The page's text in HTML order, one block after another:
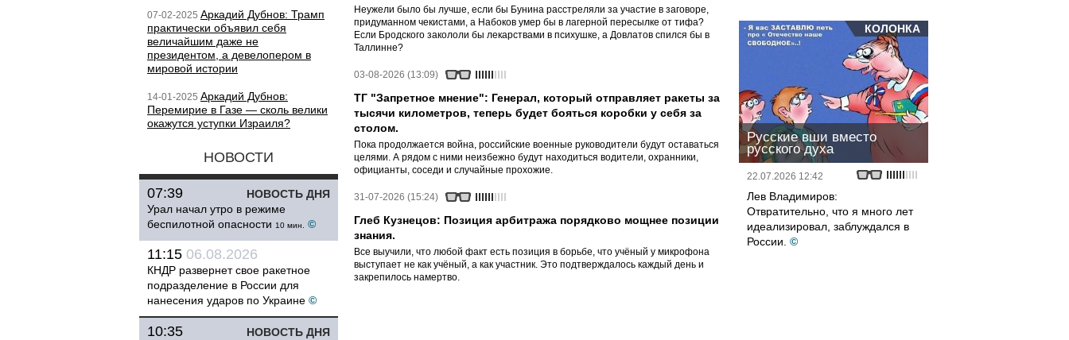
07-02-2025 Аркадий Дубнов: Трамп
практически объявил себя
величайшим даже не
президентом, а девелопером в
мировой истории
14-01-2025 Аркадий Дубнов:
Перемирие в Газе — сколь велики
окажутся уступки Израиля?
НОВОСТИ
НОВОСТЬ ДНЯ
07:39
Урал начал утро в режиме
беспилотной опасности 10 мин. ©
11:15 06.08.2026
КНДР развернет свое ракетное
подразделение в России для
нанесения ударов по Украине ©
НОВОСТЬ ДНЯ
10:35
Неужели было бы лучше, если бы Бунина расстреляли за участие в заговоре,
придуманном чекистами, а Набоков умер бы в лагерной пересылке от тифа?
Если Бродского закололи бы лекарствами в психушке, а Довлатов спился бы в
Таллинне?
03-08-2026 (13:09)
ТГ "Запретное мнение": Генерал, который отправляет ракеты за
тысячи километров, теперь будет бояться коробки у себя за
столом.
Пока продолжается война, российские военные руководители будут оставаться
целями. А рядом с ними неизбежно будут находиться водители, охранники,
официанты, соседи и случайные прохожие.
31-07-2026 (15:24)
Глеб Кузнецов: Позиция арбитража порядково мощнее позиции
знания.
Все выучили, что любой факт есть позиция в борьбе, что учёный у микрофона
выступает не как учёный, а как участник. Это подтверждалось каждый день и
закрепилось намертво.
КОЛОНКА
Русские вши вместо
русского духа
22.07.2026 12:42
Лев Владимиров:
Отвратительно, что я много лет
идеализировал, заблуждался в
России. ©